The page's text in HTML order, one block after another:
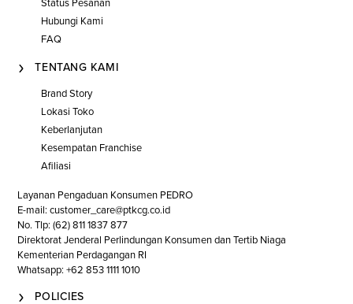
Status Pesanan
Hubungi Kami
FAQ
TENTANG KAMI
Brand Story
Lokasi Toko
Keberlanjutan
Kesempatan Franchise
Afiliasi
Layanan Pengaduan Konsumen PEDRO
E-mail: customer_care@ptkcg.co.id
No. Tlp: (62) 811 1837 877
Direktorat Jenderal Perlindungan Konsumen dan Tertib Niaga
Kementerian Perdagangan RI
Whatsapp: +62 853 1111 1010
POLICIES